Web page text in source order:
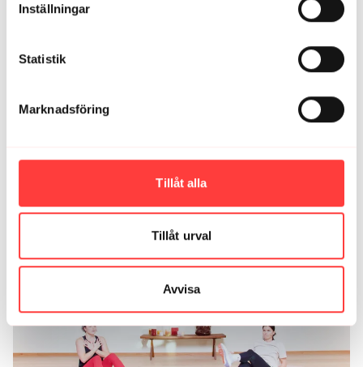
Inställningar
Statistik
Marknadsföring
Tillåt alla
Tillåt urval
Avvisa
Jättebra. Körde stretching för ryggen efteråt, så bra
Tack!